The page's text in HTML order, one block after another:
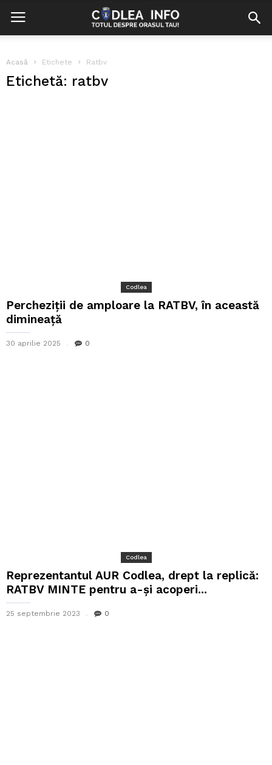
Acasă Etichete Ratbv
Etichetă: ratbv
Codlea
Percheziții de amploare la RATBV, în această
dimineață
30 aprilie 2025 0
Codlea
Reprezentantul AUR Codlea, drept la replică:
RATBV MINTE pentru a-și acoperi...
25 septembrie 2023 0